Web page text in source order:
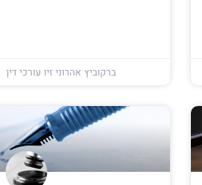
ברקוביץ אהרוני זיו עורכי דין